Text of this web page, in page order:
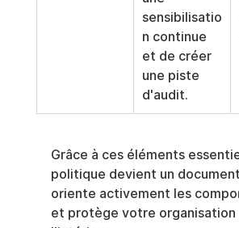
sensibilisatio
n continue
et de créer
une piste
d'audit.
Grâce à ces éléments
politique devient un
oriente activement les
et protège votre organisation